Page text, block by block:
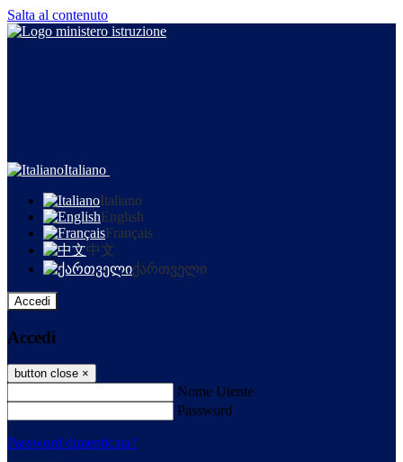
Salta al contenuto
Italiano
Italiano
English
Français
中文
ქართველი
Accedi
Accedi
button close ×
Nome Utente
Password
Password dimenticata?